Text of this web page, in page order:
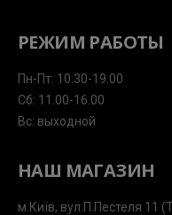
РЕЖИМ РАБОТЫ
Пн-Пт: 10.30-19.00
Сб: 11.00-16.00
Вс: выходной
НАШ МАГАЗИН
м.Київ, вул.П.Пестеля 11